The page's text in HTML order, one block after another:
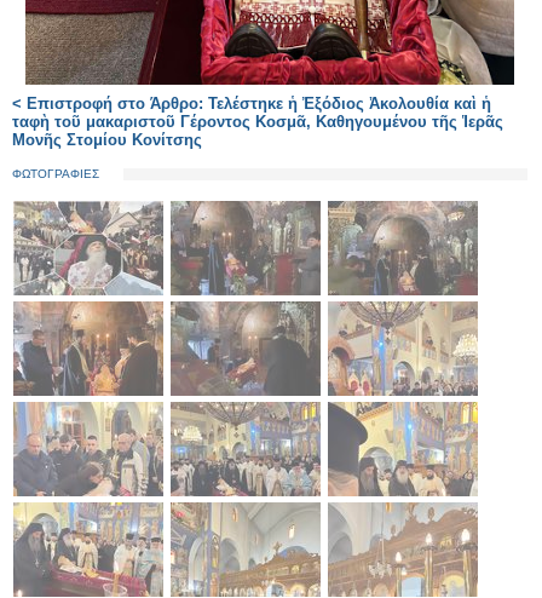
< Επιστροφή στο Άρθρο: Τελέστηκε ἡ Ἐξόδιος Ἀκολουθία καὶ ἡ
ταφὴ τοῦ μακαριστοῦ Γέροντος Κοσμᾶ, Καθηγουμένου τῆς Ἱερᾶς
Μονῆς Στομίου Κονίτσης
ΦΩΤΟΓΡΑΦΙΕΣ